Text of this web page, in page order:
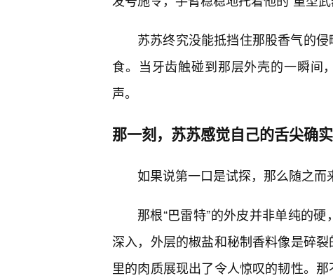
苏苏终究没能抵挡住那股香气的
食。当牙齿触碰到那层外壳的一瞬间
声。
那一刻，苏苏感觉自己的舌尖确实
如果说第一口是试探，那么随之而
那根“巴雷特”的外皮并非单纯的
深入，外层的椒盐和秘制香料像是碎
里的肉质展现出了令人惊叹的韧性。